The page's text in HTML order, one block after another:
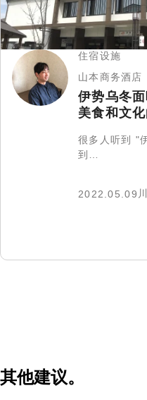
住宿设施
山本商务酒店
伊势乌冬
美食和文
很多人听到 "
到…
2022.05.09
其他建议。